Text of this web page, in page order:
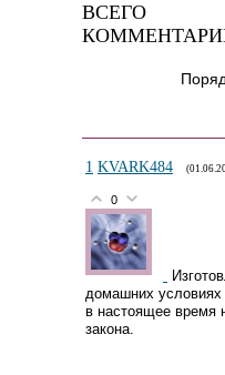
ВСЕГО
1 KVARK484
0
домашних условиях
в настоящее время
закона.